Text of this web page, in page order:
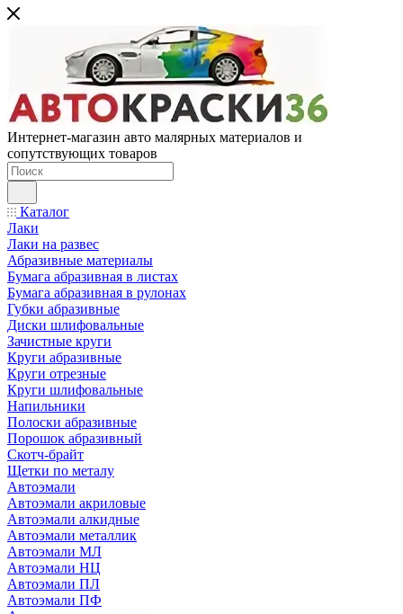
Интернет-магазин авто малярных материалов и
сопутствующих товаров
Каталог
Лаки
Лаки на развес
Абразивные материалы
Бумага абразивная в листах
Бумага абразивная в рулонах
Губки абразивные
Диски шлифовальные
Зачистные круги
Круги абразивные
Круги отрезные
Круги шлифовальные
Напильники
Полоски абразивные
Порошок абразивный
Скотч-брайт
Щетки по металу
Автоэмали
Автоэмали акриловые
Автоэмали алкидные
Автоэмали металлик
Автоэмали МЛ
Автоэмали НЦ
Автоэмали ПЛ
Автоэмали ПФ